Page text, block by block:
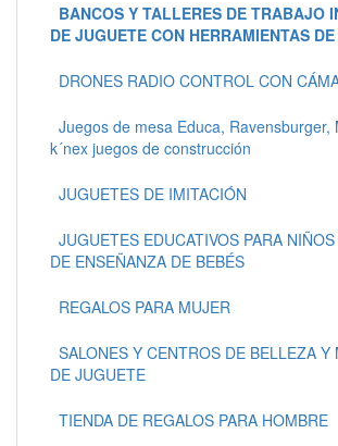
BANCOS Y TALLERES DE TRABAJO
DE JUGUETE CON HERRAMIENTAS
DRONES RADIO CONTROL CON
Juegos de mesa Educa, Ravensburger,
k´nex juegos de construcción
JUGUETES DE IMITACIÓN
JUGUETES EDUCATIVOS PARA
DE ENSEÑANZA DE BEBÉS
REGALOS PARA MUJER
SALONES Y CENTROS DE BELLEZA Y
DE JUGUETE
TIENDA DE REGALOS PARA HOMBRE